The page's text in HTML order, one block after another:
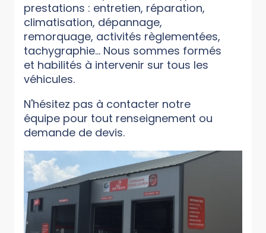
prestations : entretien, réparation,
climatisation, dépannage,
remorquage, activités règlementées,
tachygraphie... Nous sommes formés
et habilités à intervenir sur tous les
véhicules.
N'hésitez pas à contacter notre
équipe pour tout renseignement ou
demande de devis.